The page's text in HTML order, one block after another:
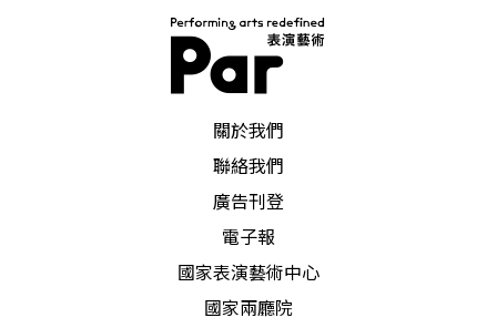
關於我們
聯絡我們
廣告刊登
電子報
國家表演藝術中心
國家兩廳院